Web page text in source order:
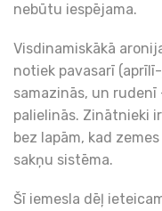
nebūtu iespējama.
Visdinamiskākā
notiek pavasarī
samazinās, un rudenī
palielinās. Zinātnieki
bez lapām, kad
sakņu sistēma.
Šī iemesla dēļ